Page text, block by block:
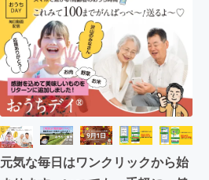
アート・写真
テクノロジー・ガジェット
映像・映画
ビジネス・起業
元気な毎日はワンクリックから始